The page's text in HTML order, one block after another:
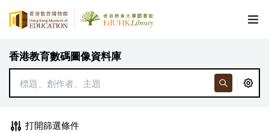
香港教育數碼圖像資料庫
打開篩選條件